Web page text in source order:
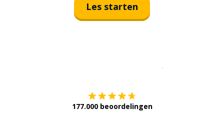
Les starten
177.000 beoordelingen